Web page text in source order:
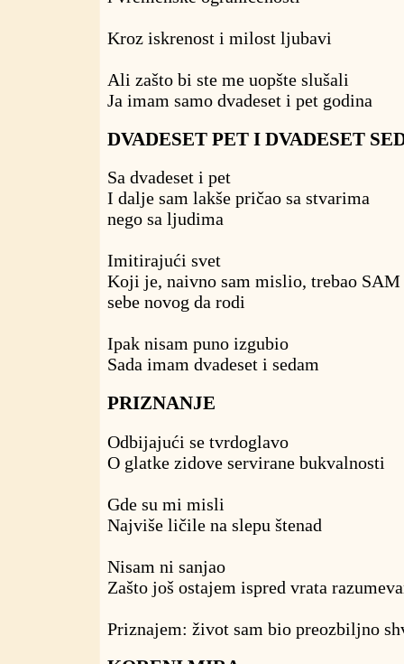
Kroz iskrenost i milost ljubavi
Ali zašto bi ste me uopšte slušali
Ja imam samo dvadeset i pet godina
DVADESET PET I DVADESET
Sa dvadeset i pet
I dalje sam lakše pričao sa stvarima
nego sa ljudima
Imitirajući svet
Koji je, naivno sam mislio, trebao SAM
sebe novog da rodi
Ipak nisam puno izgubio
Sada imam dvadeset i sedam
PRIZNANJE
Odbijajući se tvrdoglavo
O glatke zidove servirane bukvalnosti
Gde su mi misli
Najviše ličile na slepu štenad
Nisam ni sanjao
Zašto još ostajem ispred vrata
Priznajem: život sam bio preozbiljno